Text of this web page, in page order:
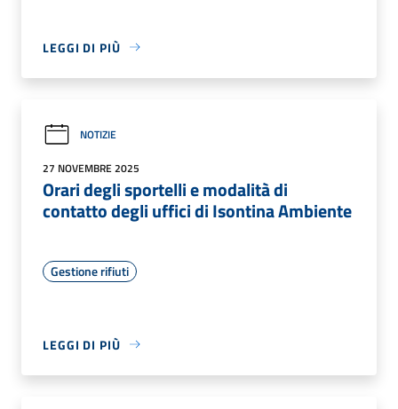
LEGGI DI PIÙ
NOTIZIE
27 NOVEMBRE 2025
Orari degli sportelli e modalità di
contatto degli uffici di Isontina Ambiente
Gestione rifiuti
LEGGI DI PIÙ